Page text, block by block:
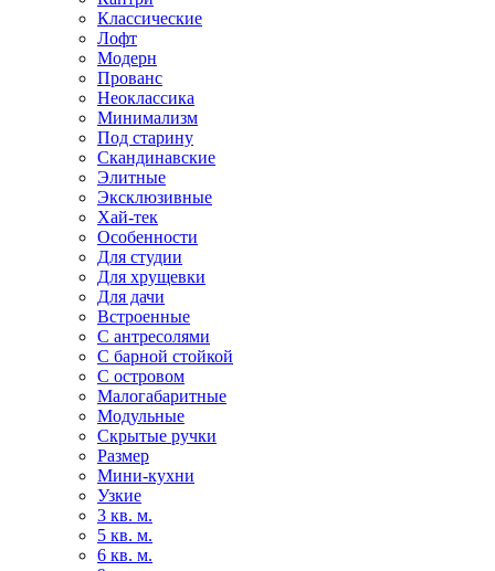
Классические
Лофт
Модерн
Прованс
Неоклассика
Минимализм
Под старину
Скандинавские
Элитные
Эксклюзивные
Хай-тек
Особенности
Для студии
Для хрущевки
Для дачи
Встроенные
С антресолями
С барной стойкой
С островом
Малогабаритные
Модульные
Скрытые ручки
Размер
Мини-кухни
Узкие
3 кв. м.
5 кв. м.
6 кв. м.